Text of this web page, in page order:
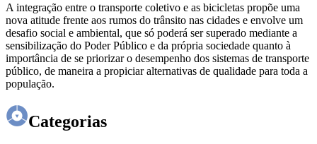
A integração entre o transporte coletivo e as bicicletas propõe uma
nova atitude frente aos rumos do trânsito nas cidades e envolve um
desafio social e ambiental, que só poderá ser superado mediante a
sensibilização do Poder Público e da própria sociedade quanto à
importância de se priorizar o desempenho dos sistemas de transporte
público, de maneira a propiciar alternativas de qualidade para toda a
população.
Categorias